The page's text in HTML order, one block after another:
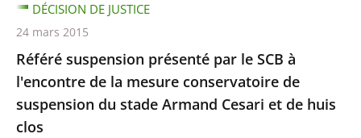
Référé suspension présenté par le SCB à
l'encontre de la mesure conservatoire de
suspension du stade Armand Cesari et de huis
clos
DÉCISION DE JUSTICE
24 mars 2015